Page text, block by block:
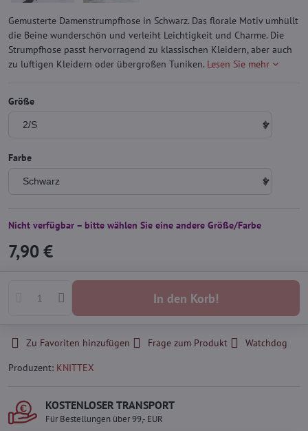
Gemusterte Damenstrumpfhose in Schwarz. Das florale Motiv umhüllt
die Beine wunderschön und verleiht Leichtigkeit und Charme. Die
Strumpfhose passt hervorragend zu klassischen Kleidern, aber auch
zu luftigen Kleidern oder übergroßen Tuniken. Lesen Sie mehr
Größe
Farbe
Nicht verfügbar – bitte wählen Sie eine andere Größe/Farbe
7,90 €
In den Korb!
Zu Favoriten hinzufügen Frage zum Produkt
Watchdog
Produzent: KNITTEX
KOSTENLOSER TRANSPORT
Für Bestellungen über 99,- EUR